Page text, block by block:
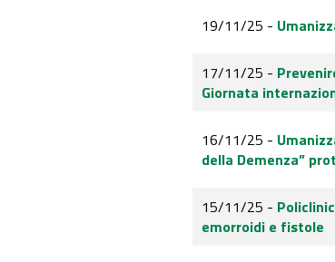
19/11/25 -
17/11/25 -
Giornata
16/11/25 -
della Demenza”
15/11/25 -
emorroidi e fistole